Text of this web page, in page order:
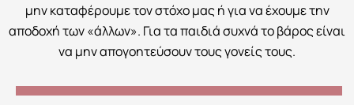
μην καταφέρουμε τον στόχο μας ή για να έχουμε την
αποδοχή των «άλλων». Για τα παιδιά συχνά το βάρος είναι
να μην απογοητεύσουν τους γονείς τους.